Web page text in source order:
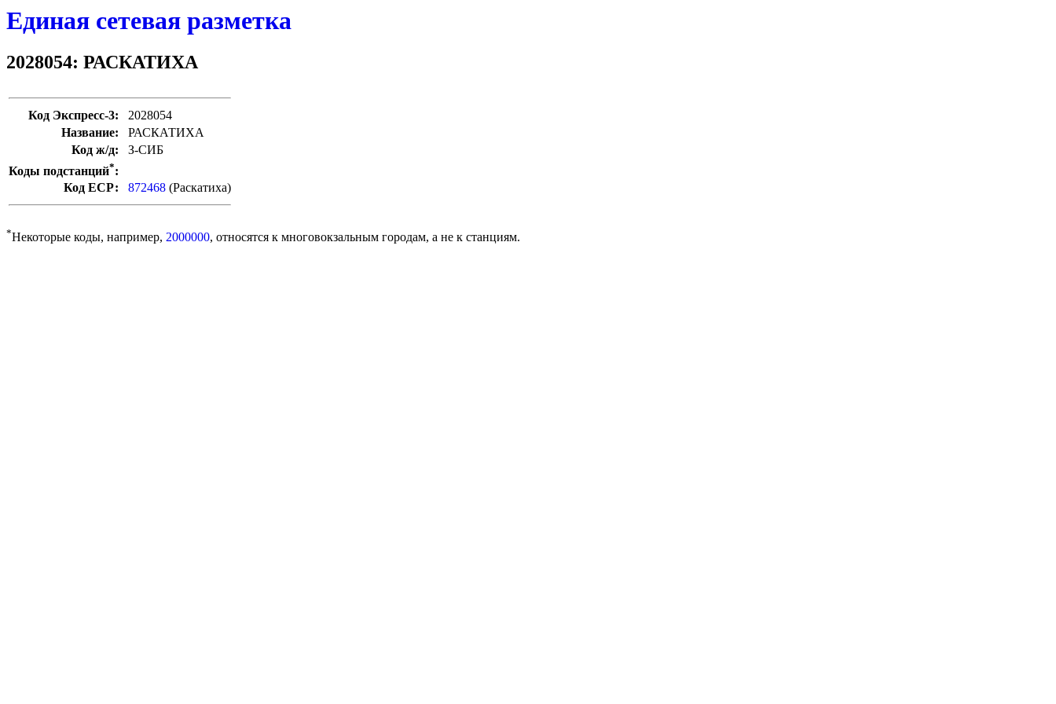
Единая сетевая разметка
2028054: РАСКАТИХА
Код Экспресс-3:
2028054
Название:
РАСКАТИХА
Код ж/д:
З-СИБ
Коды подстанций*:
Код ЕСР:
872468 (Раскатиха)
*Некоторые коды, например, 2000000, относятся к многовокзальным городам, а не к станциям.